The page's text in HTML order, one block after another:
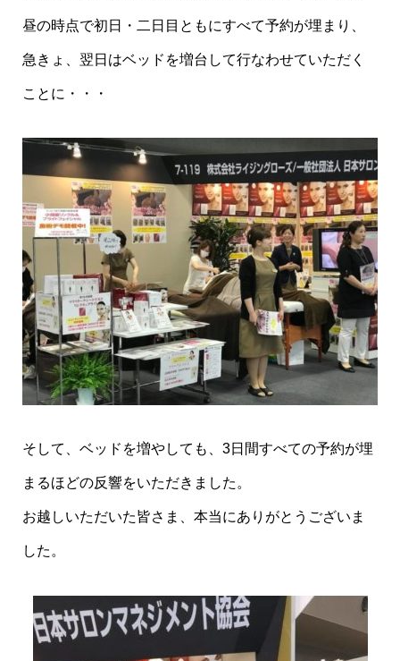
昼の時点で初日・二日目ともにすべて予約が埋まり、
急きょ、翌日はベッドを増台して行なわせていただく
ことに・・・
そして、ベッドを増やしても、3日間すべての予約が埋
まるほどの反響をいただきました。
お越しいただいた皆さま、本当にありがとうございま
した。